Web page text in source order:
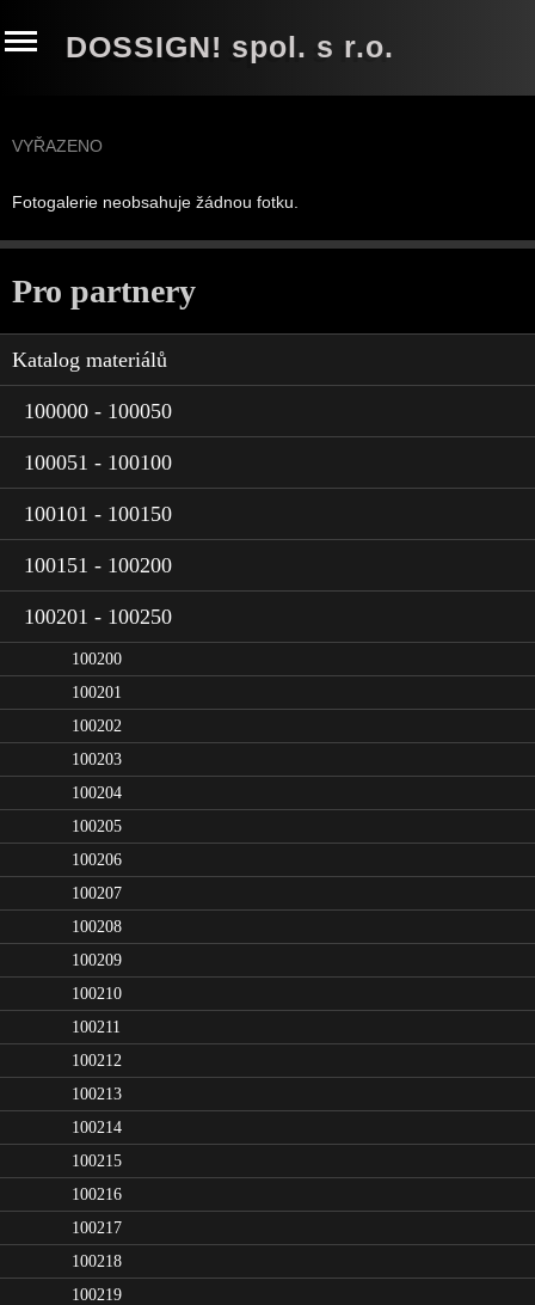
DOSSIGN! spol. s r.o.
VYŘAZENO
Fotogalerie neobsahuje žádnou fotku.
Pro partnery
Katalog materiálů
100000 - 100050
100051 - 100100
100101 - 100150
100151 - 100200
100201 - 100250
100200
100201
100202
100203
100204
100205
100206
100207
100208
100209
100210
100211
100212
100213
100214
100215
100216
100217
100218
100219